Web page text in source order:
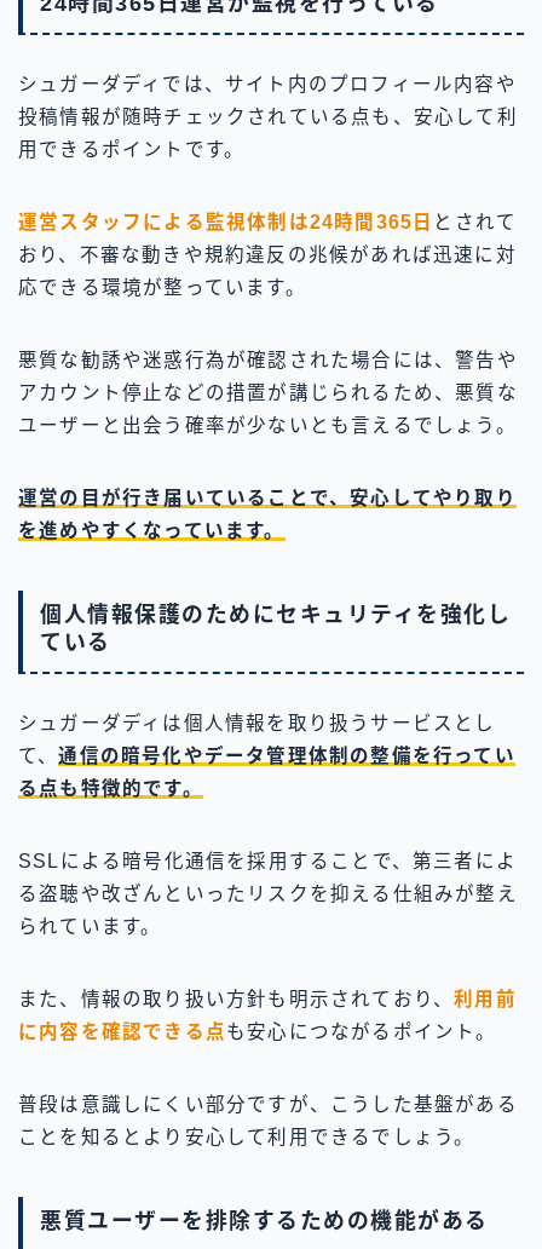
シュガーダディでは、サイト内のプロフィール内容や
投稿情報が随時チェックされている点も、安心して利
用できるポイントです。
運営スタッフによる監視体制は24時間365日 とされて
おり、不審な動きや規約違反の兆候があれば迅速に対
応できる環境が整っています。
悪質な勧誘や迷惑行為が確認された場合には、警告や
アカウント停止などの措置が講じられるため、悪質な
ユーザーと出会う確率が少ないとも言えるでしょう。
運営の目が行き届いていることで、安心してやり取り
を進めやすくなっています。
個人情報保護のためにセキュリティを強化し
ている
シュガーダディは個人情報を取り扱うサービスとし
て、通信の暗号化やデータ管理体制の整備を行ってい
る点も特徴的です。
SSLによる暗号化通信を採用することで、第三者によ
る盗聴や改ざんといったリスクを抑える仕組みが整え
られています。
また、情報の取り扱い方針も明示されており、利用前
に内容を確認できる点も安心につながるポイント。
普段は意識しにくい部分ですが、こうした基盤がある
ことを知るとより安心して利用できるでしょう。
悪質ユーザーを排除するための機能がある